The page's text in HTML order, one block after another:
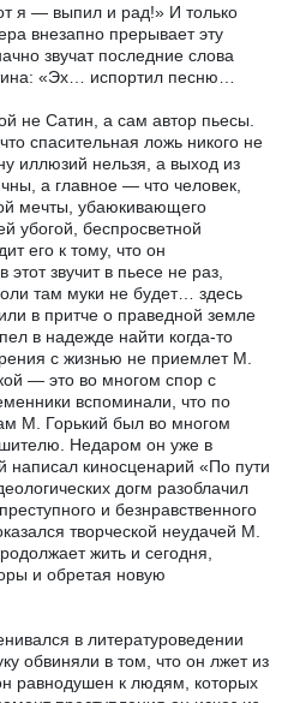
я — выпил и рад!» И только
внезапно прерывает эту
звучат последние слова
«Эх… испортил песню…
не Сатин, а сам автор пьесы.
спасительная ложь никого не
иллюзий нельзя, а выход из
а главное — что человек,
мечты, убаюкивающего
убогой, беспросветной
его к тому, что он
звучит в пьесе не раз,
там муки не будет… здесь
в притче о праведной земле
в надежде найти когда-то
с жизнью не приемлет М.
— это во многом спор с
вспоминали, что по
М. Горький был во многом
Недаром он уже в
киносценарий «По пути
догм разоблачил
и безнравственного
творческой неудачей М.
жить и сегодня,
и обретая новую
в литературоведении
обвиняли в том, что он лжет из
равнодушен к людям, которых